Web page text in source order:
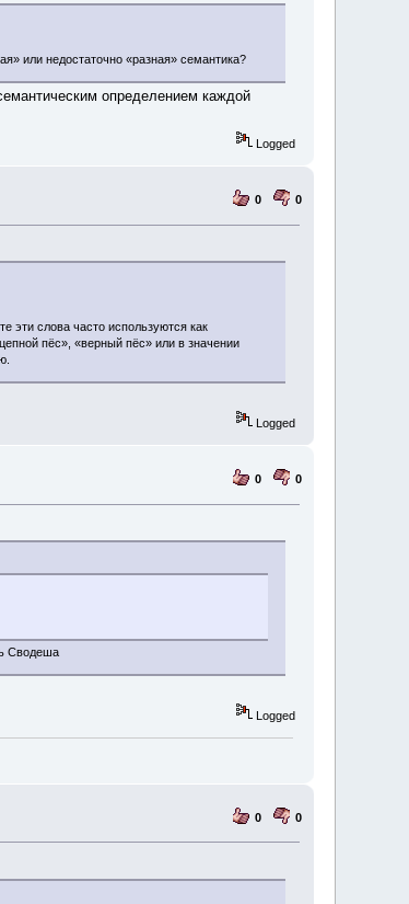
или недостаточно «разная» семантика?
определением каждой
Logged
0 0
эти слова часто используются как
пёс», «верный пёс» или в значении
Logged
0 0
Сводеша
Logged
0 0